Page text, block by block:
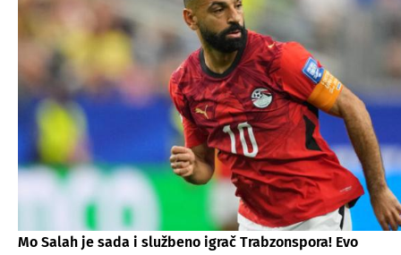
Mo Salah je sada i službeno igrač Trabzonspora! Evo